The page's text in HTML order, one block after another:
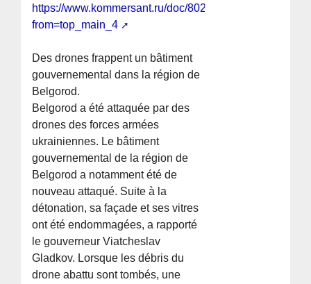
https://www.kommersant.ru/doc/8024751?
from=top_main_4
Des drones frappent un bâtiment
gouvernemental dans la région de
Belgorod.
Belgorod a été attaquée par des
drones des forces armées
ukrainiennes. Le bâtiment
gouvernemental de la région de
Belgorod a notamment été de
nouveau attaqué. Suite à la
détonation, sa façade et ses vitres
ont été endommagées, a rapporté
le gouverneur Viatcheslav
Gladkov. Lorsque les débris du
drone abattu sont tombés, une